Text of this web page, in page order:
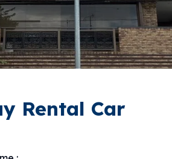
Rental Car